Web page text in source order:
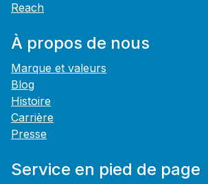
Reach
À propos de nous
Marque et valeurs
Blog
Histoire
Carrière
Presse
Service en pied de page